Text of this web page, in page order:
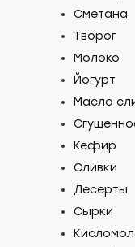
Сметана
Творог
Молоко
Йогурт
Масло
Кефир
Сливки
Десерты
Сырки